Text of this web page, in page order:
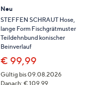
Neu
STEFFEN SCHRAUT Hose,
lange Form Fischgrätmuster
Teildehnbund konischer
Beinverlauf
€ 99,99
Gültig bis 09.08.2026
Danach: € 109,99